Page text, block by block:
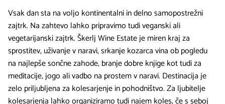
Vsak dan sta na voljo kontinentalni in delno samopostrežni
zajtrk. Na zahtevo lahko pripravimo tudi veganski ali
vegetarijanski zajtrk. Škerlj Wine Estate je miren kraj za
sprostitev, uživanje v naravi, srkanje kozarca vina ob pogledu
na najlepše sončne zahode, branje dobre knjige kot tudi za
meditacije, jogo ali vadbo na prostem v naravi. Destinacija je
zelo priljubljena za kolesarjenje in pohodništvo. Za ljubitelje
kolesarjenja lahko organiziramo tudi najem koles, če s seboj